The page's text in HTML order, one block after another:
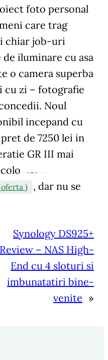
foto personal
care trag
chiar job-uri
iluminare cu asa
o camera superba
cu zi – fotografie
Noul
incepand cu
de 7250 lei in
GR III mai
) , dar nu se
Synology DS925+
Review – NAS High-
End cu 4 sloturi si
imbunatatiri bine-
venite »